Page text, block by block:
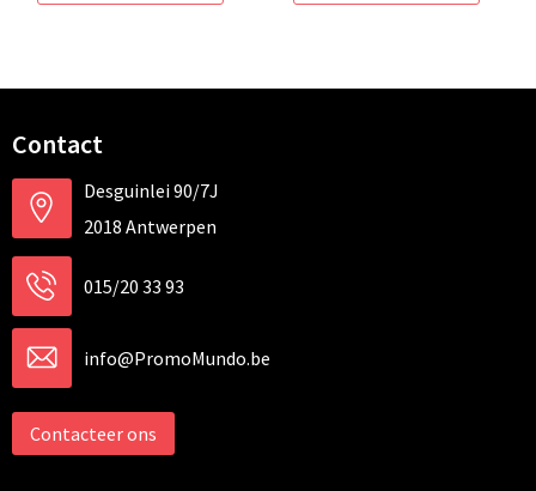
Contact
Desguinlei 90/7J
2018 Antwerpen
015/20 33 93
info@PromoMundo.be
Contacteer ons